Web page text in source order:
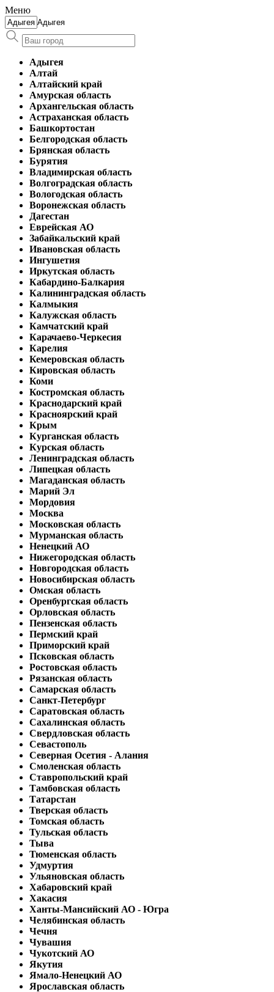
Меню
Адыгея
Адыгея
Алтай
Алтайский край
Амурская область
Архангельская область
Астраханская область
Башкортостан
Белгородская область
Брянская область
Бурятия
Владимирская область
Волгоградская область
Вологодская область
Воронежская область
Дагестан
Еврейская АО
Забайкальский край
Ивановская область
Ингушетия
Иркутская область
Кабардино-Балкария
Калининградская область
Калмыкия
Калужская область
Камчатский край
Карачаево-Черкесия
Карелия
Кемеровская область
Кировская область
Коми
Костромская область
Краснодарский край
Красноярский край
Крым
Курганская область
Курская область
Ленинградская область
Липецкая область
Магаданская область
Марий Эл
Мордовия
Москва
Московская область
Мурманская область
Ненецкий АО
Нижегородская область
Новгородская область
Новосибирская область
Омская область
Оренбургская область
Орловская область
Пензенская область
Пермский край
Приморский край
Псковская область
Ростовская область
Рязанская область
Самарская область
Санкт-Петербург
Саратовская область
Сахалинская область
Свердловская область
Севастополь
Северная Осетия - Алания
Смоленская область
Ставропольский край
Тамбовская область
Татарстан
Тверская область
Томская область
Тульская область
Тыва
Тюменская область
Удмуртия
Ульяновская область
Хабаровский край
Хакасия
Ханты-Мансийский АО - Югра
Челябинская область
Чечня
Чувашия
Чукотский АО
Якутия
Ямало-Ненецкий АО
Ярославская область